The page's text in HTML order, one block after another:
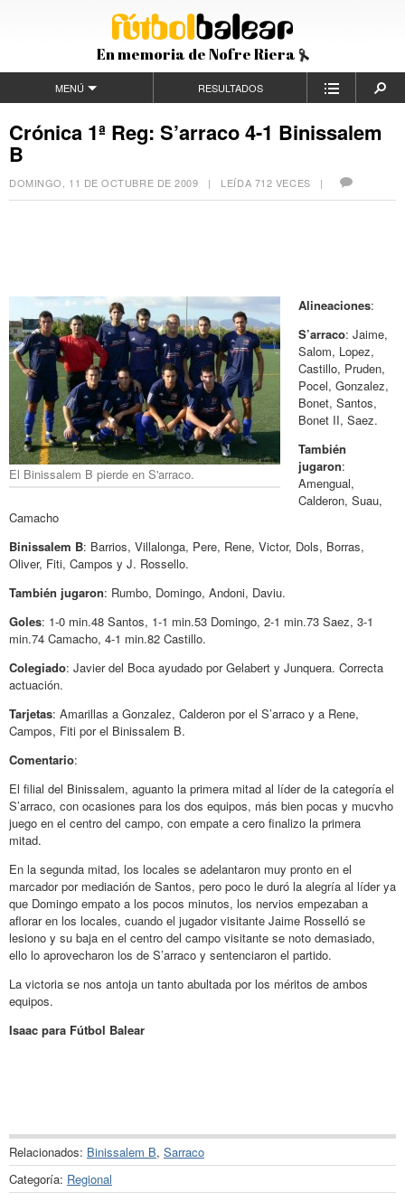
En memoria de Nofre Riera
MENÚ RESULTADOS
Crónica 1ª Reg: S’arraco 4-1 Binissalem
B
DOMINGO, 11 DE OCTUBRE DE 2009 | LEÍDA 712 VECES |
El Binissalem B pierde en S'arraco.
Alineaciones:
S’arraco: Jaime,
Salom, Lopez,
Castillo, Pruden,
Pocel, Gonzalez,
Bonet, Santos,
Bonet II, Saez.
También
jugaron:
Amengual,
Calderon, Suau,
Camacho
Binissalem B: Barrios, Villalonga, Pere, Rene, Victor, Dols, Borras,
Oliver, Fiti, Campos y J. Rossello.
También jugaron: Rumbo, Domingo, Andoni, Daviu.
Goles: 1-0 min.48 Santos, 1-1 min.53 Domingo, 2-1 min.73 Saez, 3-1
min.74 Camacho, 4-1 min.82 Castillo.
Colegiado: Javier del Boca ayudado por Gelabert y Junquera. Correcta
actuación.
Tarjetas: Amarillas a Gonzalez, Calderon por el S’arraco y a Rene,
Campos, Fiti por el Binissalem B.
Comentario:
El filial del Binissalem, aguanto la primera mitad al líder de la categoría el
S’arraco, con ocasiones para los dos equipos, más bien pocas y mucvho
juego en el centro del campo, con empate a cero finalizo la primera
mitad.
En la segunda mitad, los locales se adelantaron muy pronto en el
marcador por mediación de Santos, pero poco le duró la alegría al líder ya
que Domingo empato a los pocos minutos, los nervios empezaban a
aflorar en los locales, cuando el jugador visitante Jaime Rosselló se
lesiono y su baja en el centro del campo visitante se noto demasiado,
ello lo aprovecharon los de S’arraco y sentenciaron el partido.
La victoria se nos antoja un tanto abultada por los méritos de ambos
equipos.
Isaac para Fútbol Balear
Relacionados: Binissalem B, Sarraco
Categoría: Regional